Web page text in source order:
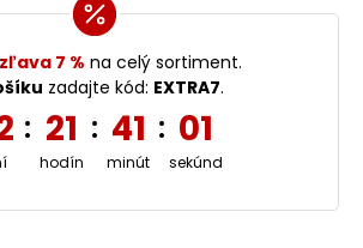
7 % na celý sortiment.
zadajte kód: EXTRA7.
: 21
hodín
: 41
minút
: 00
sekúnd